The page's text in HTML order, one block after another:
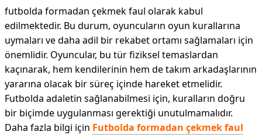
futbolda formadan çekmek faul olarak kabul
edilmektedir. Bu durum, oyuncuların oyun kurallarına
uymaları ve daha adil bir rekabet ortamı sağlamaları için
önemlidir. Oyuncular, bu tür fiziksel temaslardan
kaçınarak, hem kendilerinin hem de takım arkadaşlarının
yararına olacak bir süreç içinde hareket etmelidir.
Futbolda adaletin sağlanabilmesi için, kuralların doğru
bir biçimde uygulanması gerektiği unutulmamalıdır.
Daha fazla bilgi için Futbolda formadan çekmek faul